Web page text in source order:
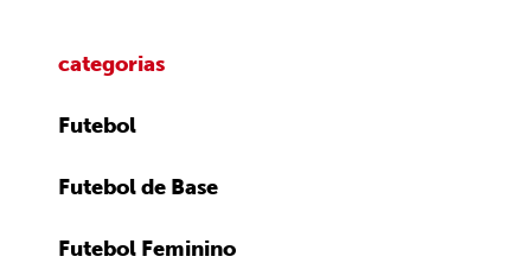
categorias
Futebol
Futebol de Base
Futebol Feminino